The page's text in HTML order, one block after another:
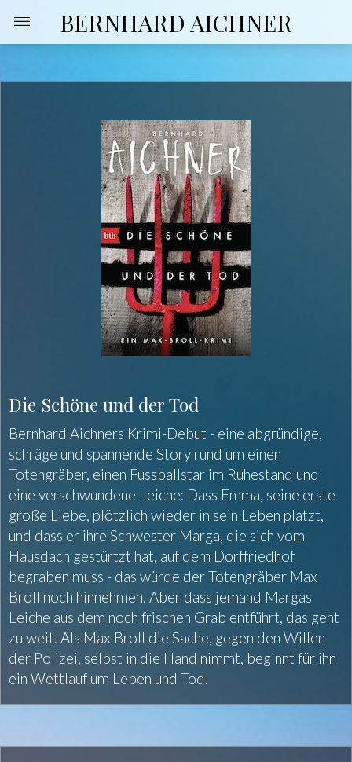
BERNHARD AICHNER
Die Schöne und der Tod
Bernhard Aichners Krimi-Debut - eine abgründige,
schräge und spannende Story rund um einen
Totengräber, einen Fussballstar im Ruhestand und
eine verschwundene Leiche: Dass Emma, seine erste
große Liebe, plötzlich wieder in sein Leben platzt,
und dass er ihre Schwester Marga, die sich vom
Hausdach gestürtzt hat, auf dem Dorffriedhof
begraben muss - das würde der Totengräber Max
Broll noch hinnehmen. Aber dass jemand Margas
Leiche aus dem noch frischen Grab entführt, das geht
zu weit. Als Max Broll die Sache, gegen den Willen
der Polizei, selbst in die Hand nimmt, beginnt für ihn
ein Wettlauf um Leben und Tod.